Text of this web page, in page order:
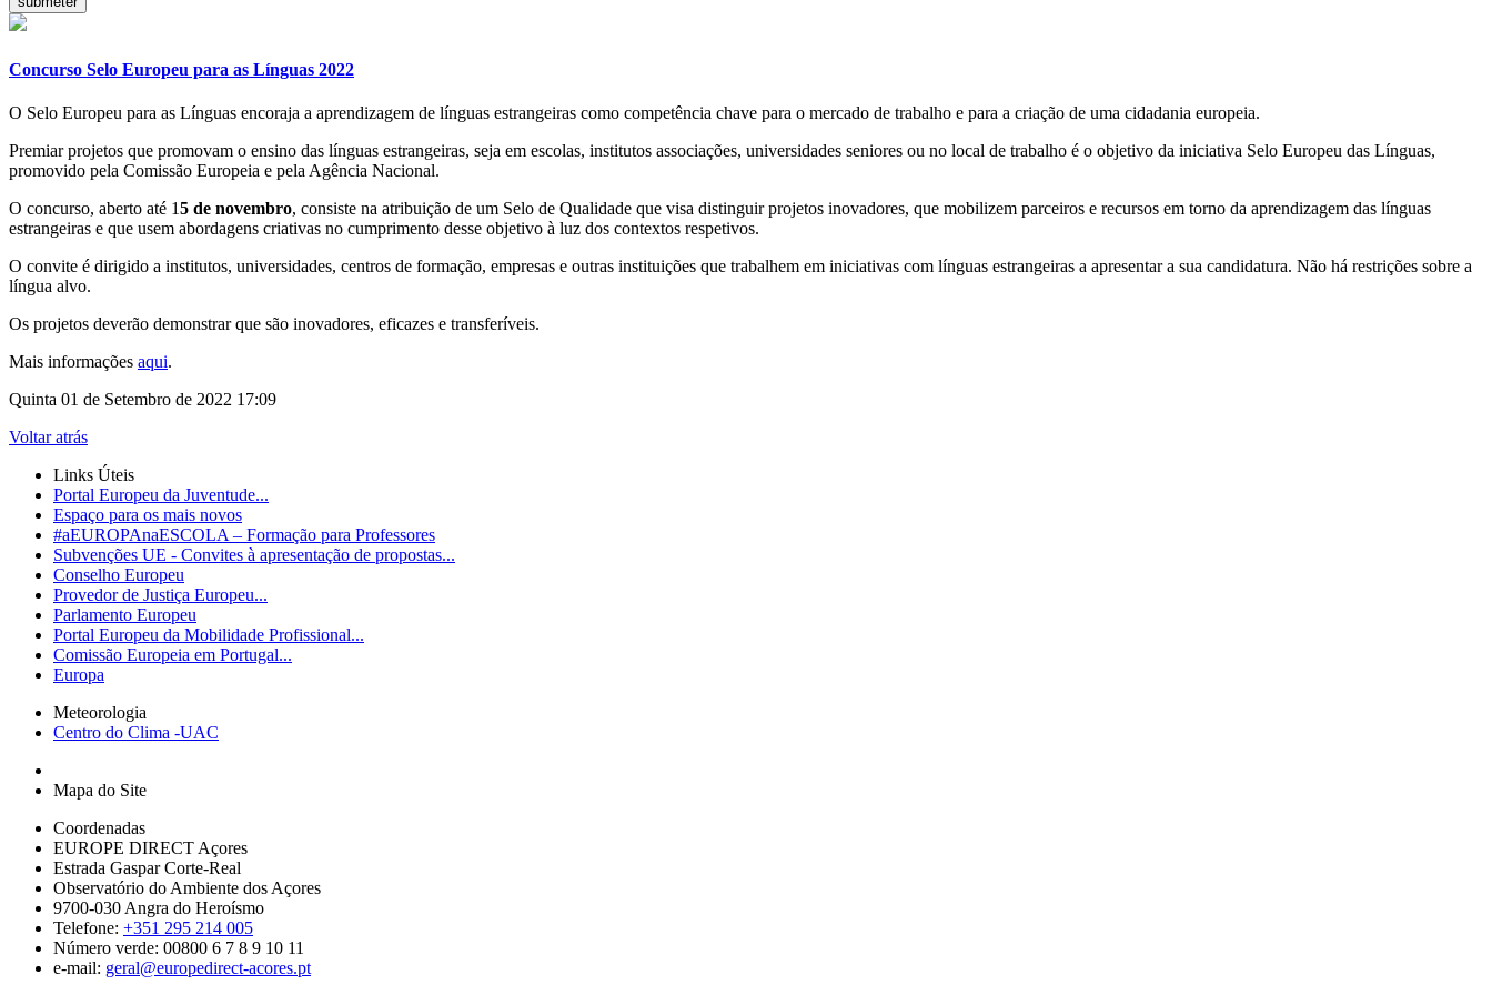
Concurso Selo Europeu para as Línguas 2022
O Selo Europeu para as Línguas encoraja a aprendizagem de línguas estrangeiras como competência chave para o mercado de trabalho e para a criação de uma cidadania europeia.
Premiar projetos que promovam o ensino das línguas estrangeiras, seja em escolas, institutos associações, universidades seniores ou no local de trabalho é o objetivo da iniciativa Selo Europeu das Línguas,
promovido pela Comissão Europeia e pela Agência Nacional.
O concurso, aberto até 15 de novembro, consiste na atribuição de um Selo de Qualidade que visa distinguir projetos inovadores, que mobilizem parceiros e recursos em torno da aprendizagem das línguas
estrangeiras e que usem abordagens criativas no cumprimento desse objetivo à luz dos contextos respetivos.
O convite é dirigido a institutos, universidades, centros de formação, empresas e outras instituições que trabalhem em iniciativas com línguas estrangeiras a apresentar a sua candidatura. Não há restrições sobre a
língua alvo.
Os projetos deverão demonstrar que são inovadores, eficazes e transferíveis.
Mais informações aqui.
Quinta 01 de Setembro de 2022 17:09
Voltar atrás
Links Úteis
Portal Europeu da Juventude...
Espaço para os mais novos
#aEUROPAnaESCOLA – Formação para Professores
Subvenções UE - Convites à apresentação de propostas...
Conselho Europeu
Provedor de Justiça Europeu...
Parlamento Europeu
Portal Europeu da Mobilidade Profissional...
Comissão Europeia em Portugal...
Europa
Meteorologia
Centro do Clima -UAC
Mapa do Site
Coordenadas
EUROPE DIRECT Açores
Estrada Gaspar Corte-Real
Observatório do Ambiente dos Açores
9700-030 Angra do Heroísmo
Telefone: +351 295 214 005
Número verde: 00800 6 7 8 9 10 11
e-mail: geral@europedirect-acores.pt